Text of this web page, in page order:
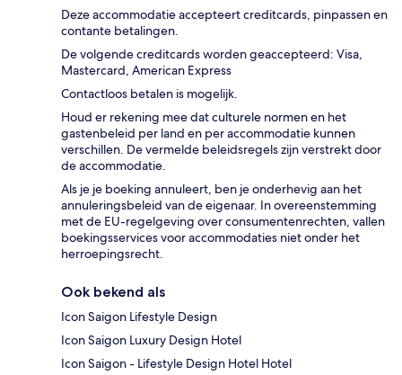
Deze accommodatie accepteert creditcards, pinpassen en
contante betalingen.
De volgende creditcards worden geaccepteerd: Visa,
Mastercard, American Express
Contactloos betalen is mogelijk.
Houd er rekening mee dat culturele normen en het
gastenbeleid per land en per accommodatie kunnen
verschillen. De vermelde beleidsregels zijn verstrekt door
de accommodatie.
Als je je boeking annuleert, ben je onderhevig aan het
annuleringsbeleid van de eigenaar. In overeenstemming
met de EU-regelgeving over consumentenrechten, vallen
boekingsservices voor accommodaties niet onder het
herroepingsrecht.
Ook bekend als
Icon Saigon Lifestyle Design
Icon Saigon Luxury Design Hotel
Icon Saigon - Lifestyle Design Hotel Hotel